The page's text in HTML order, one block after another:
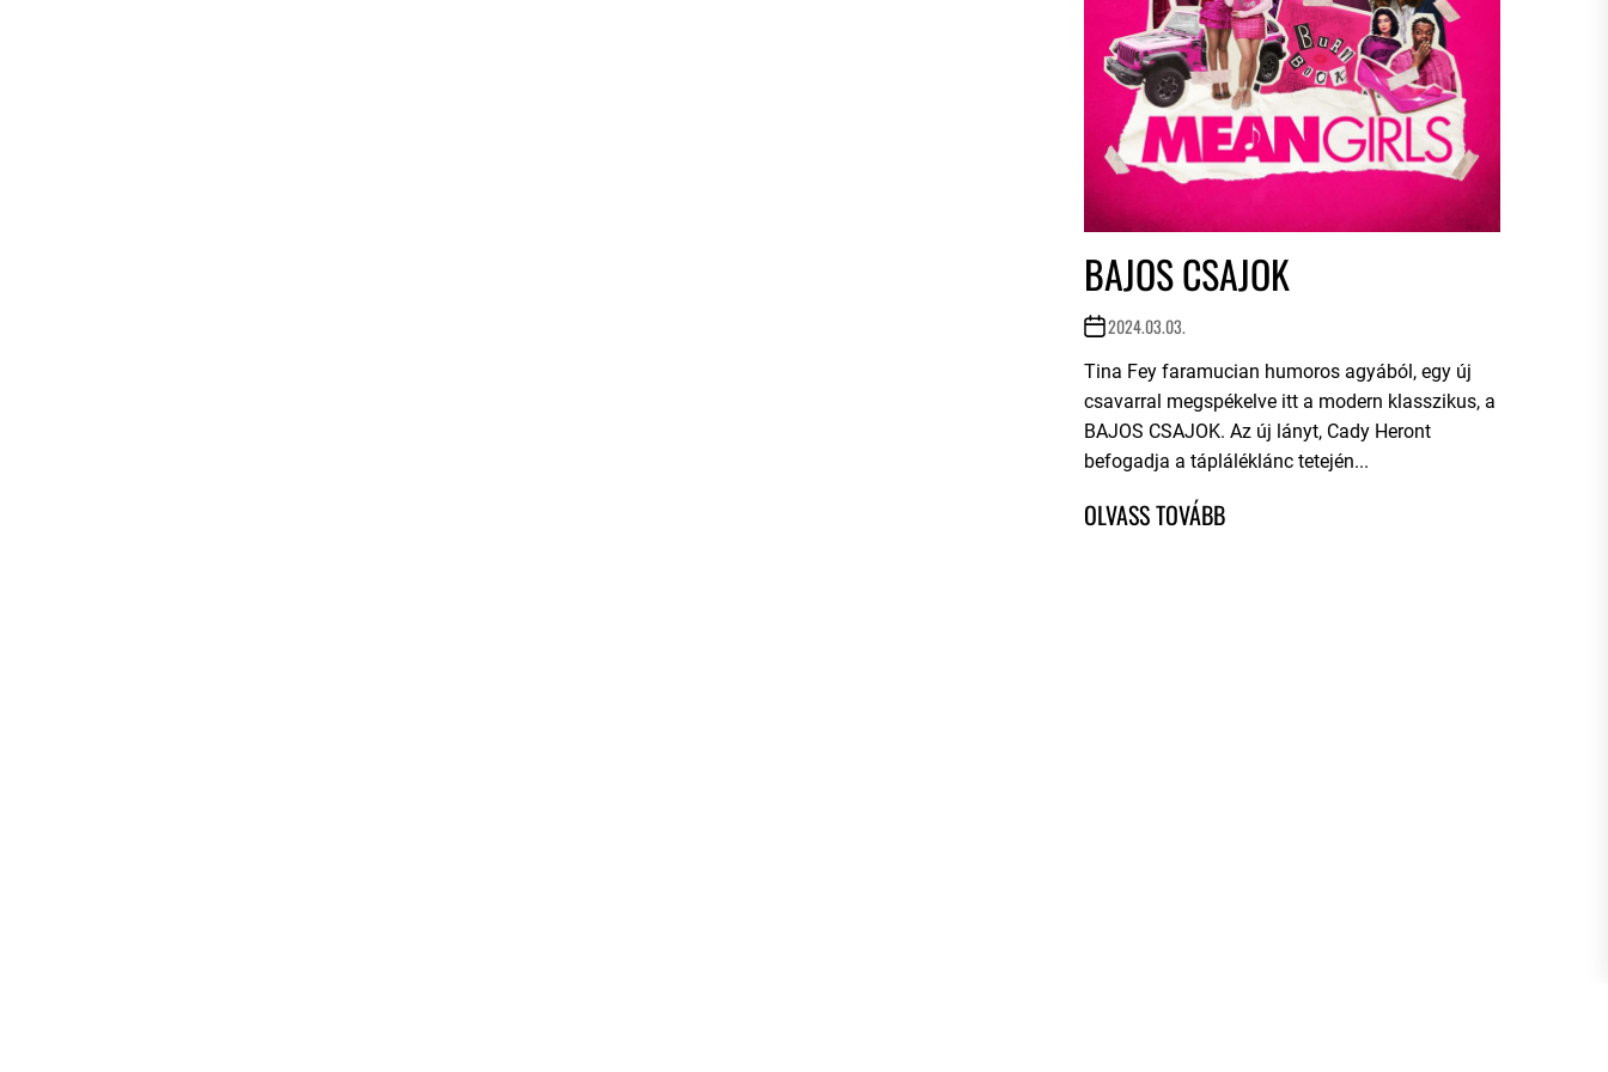
BAJOS CSAJOK
2024.03.03.
Tina Fey faramucian humoros agyából, egy új
csavarral megspékelve itt a modern klasszikus, a
BAJOS CSAJOK. Az új lányt, Cady Heront
befogadja a tápláléklánc tetején...